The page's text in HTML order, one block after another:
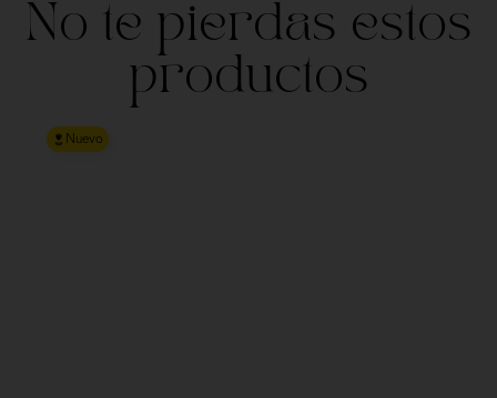
No te pierdas estos
productos
Nuevo